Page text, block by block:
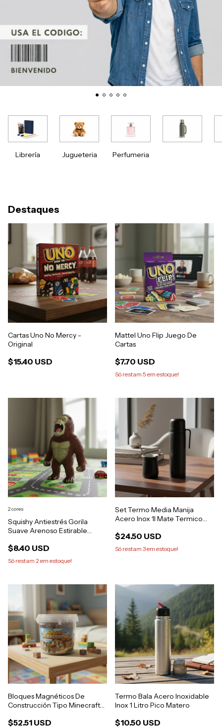
Librería Jugueteria Perfumeria
Destaques
Cartas Uno No Mercy -
Original
$15.40 USD
Mattel Uno Flip Juego De
Cartas
$7.70 USD
Só restam 5 em estoque!
Squishy Antiestrés Gorila
Suave Arenoso Estirable
$8.40 USD
Só restam 2em estoque!
2 cores
Set Termo Media Manija
Acero Inox 1l Mate Termico
$24.50 USD
Só restam 3em estoque!
Bloques Magnéticos De
Construcción Tipo Minecraft
$52.51 USD
Termo Bala Acero Inoxidable
Inox 1 Litro Pico Matero
$10.50 USD